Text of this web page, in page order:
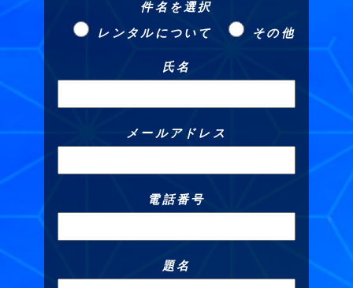
件名を選択
レンタルについて その他
氏名
メールアドレス
電話番号
題名